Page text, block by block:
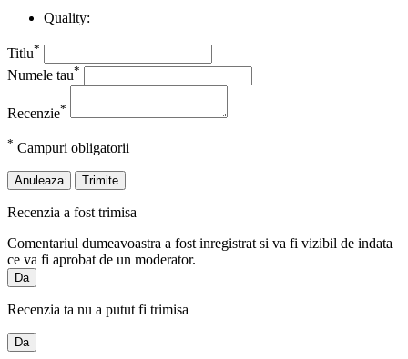
Quality:
Titlu*
Numele tau*
Recenzie*
* Campuri obligatorii
Anuleaza Trimite
Recenzia a fost trimisa
Comentariul dumeavoastra a fost inregistrat si va fi vizibil de indata
ce va fi aprobat de un moderator.
Da
Recenzia ta nu a putut fi trimisa
Da